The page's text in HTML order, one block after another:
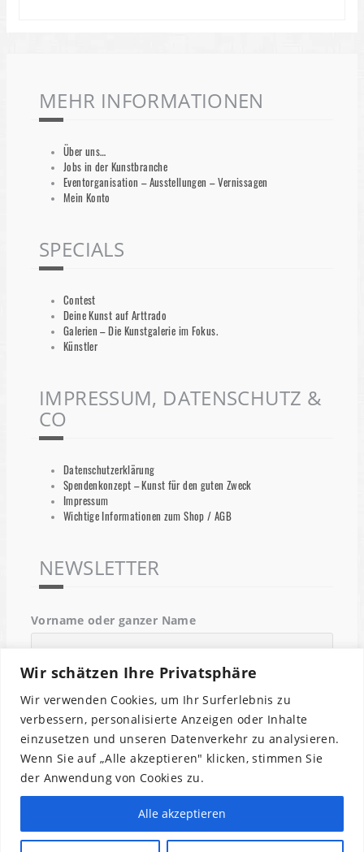
Wir schätzen Ihre Privatsphäre
Wir verwenden Cookies, um Ihr Surferlebnis zu
verbessern, personalisierte Anzeigen oder Inhalte
einzusetzen und unseren Datenverkehr zu analysieren.
Wenn Sie auf „Alle akzeptieren" klicken, stimmen Sie
der Anwendung von Cookies zu.
Alle akzeptieren
MEHR INFORMATIONEN
Über uns…
Jobs in der Kunstbranche
Eventorganisation – Ausstellungen – Vernissagen
Mein Konto
SPECIALS
Contest
Deine Kunst auf Arttrado
Galerien – Die Kunstgalerie im Fokus.
Künstler
IMPRESSUM, DATENSCHUTZ &
CO
Datenschutzerklärung
Spendenkonzept – Kunst für den guten Zweck
Impressum
Wichtige Informationen zum Shop / AGB
NEWSLETTER
Vorname oder ganzer Name
Email
Indem Du fortfährst, akzeptierst Du unsere
Datenschutzerklärung.